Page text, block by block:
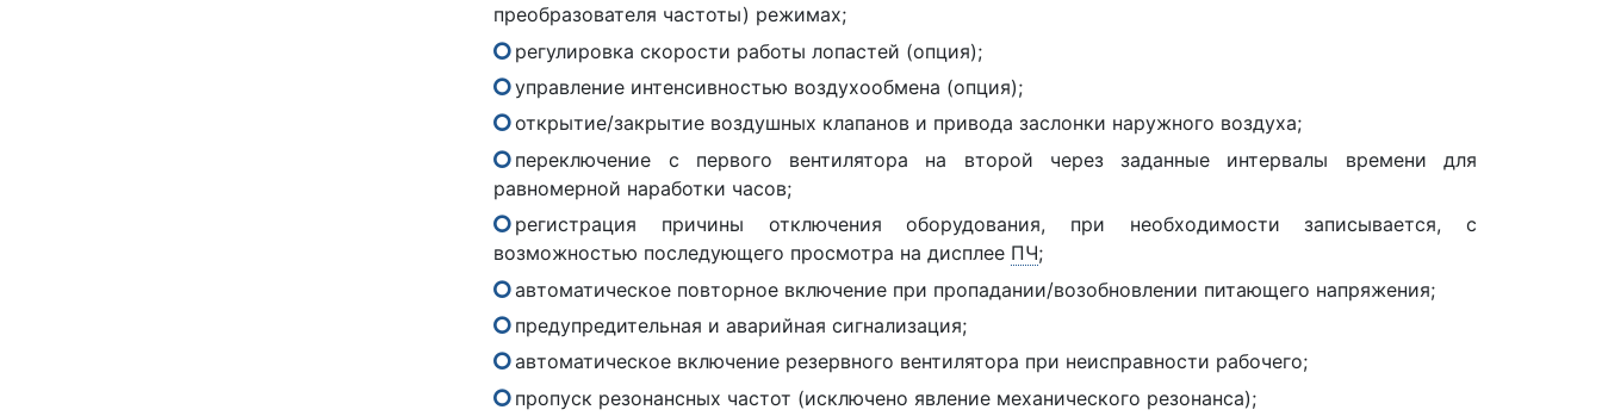
преобразователя частоты) режимах;
регулировка скорости работы лопастей (опция);
управление интенсивностью воздухообмена (опция);
открытие/закрытие воздушных клапанов и привода заслонки наружного воздуха;
переключение с первого вентилятора на второй через заданные интервалы времени для
равномерной наработки часов;
регистрация причины отключения оборудования, при необходимости записывается, с
возможностью последующего просмотра на дисплее ПЧ;
автоматическое повторное включение при пропадании/возобновлении питающего напряжения;
предупредительная и аварийная сигнализация;
автоматическое включение резервного вентилятора при неисправности рабочего;
пропуск резонансных частот (исключено явление механического резонанса);